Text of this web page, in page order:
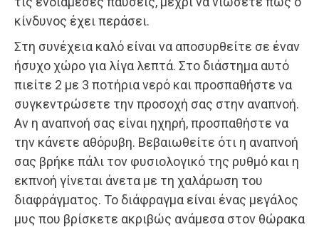
κίνδυνος έχει περάσει.
Στη συνέχεια καλό είναι να αποσυρθείτε σε έναν
ήσυχο χώρο για λίγα λεπτά. Στο διάστημα αυτό
πιείτε 2 με 3 ποτήρια νερό και προσπαθήστε να
συγκεντρώσετε την προσοχή σας στην αναπνοή.
Αν η αναπνοή σας είναι ηχηρή, προσπαθήστε να
την κάνετε αθόρυβη. Βεβαιωθείτε ότι η αναπνοή
σας βρήκε πάλι τον φυσιολογικό της ρυθμό και η
εκπνοή γίνεται άνετα με τη χαλάρωση του
διαφράγματος. Το διάφραγμα είναι ένας μεγάλος
μυς που βρίσκετε ακριβώς ανάμεσα στον θώρακα